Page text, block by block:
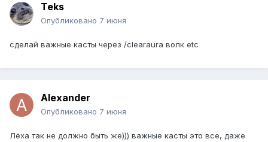
Teks
Опубликовано 7 июня
сделай важные касты через /clearaura волк etc
Alexander
Опубликовано 7 июня
Лёха так не должно быть же))) важные касты это все, даже